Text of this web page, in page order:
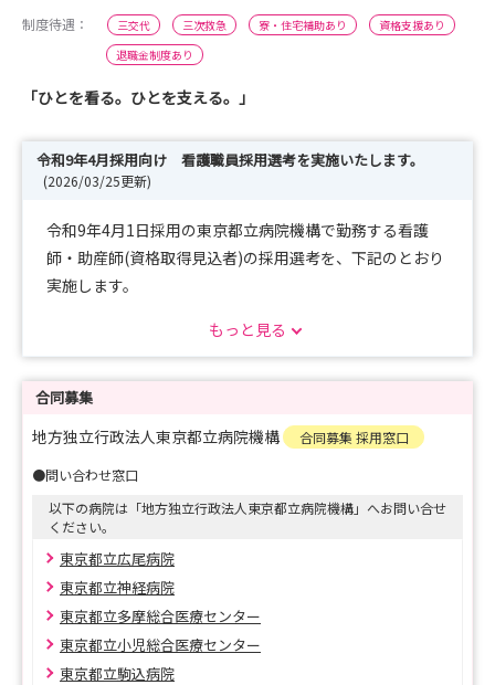
制度待遇：
三交代 三次救急 寮・住宅補助あり
資格支援あり
退職金制度あり
「ひとを看る。ひとを支える。」
令和9年4月採用向け 看護職員採用選考を実施いたします。
(2026/03/25更新)
令和9年4月1日採用の東京都立病院機構で勤務する看護
師・助産師(資格取得見込者)の採用選考を、下記のとおり
実施します。
もっと見る
合同募集
地方独立行政法人東京都立病院機構
合同募集 採用窓口
●問い合わせ窓口
以下の病院は「地方独立行政法人東京都立病院機構」へお問い合せ
ください。
東京都立広尾病院
東京都立神経病院
東京都立多摩総合医療センター
東京都立小児総合医療センター
東京都立駒込病院